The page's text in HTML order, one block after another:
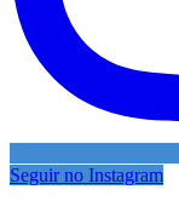
Seguir no Instagram